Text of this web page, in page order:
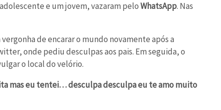
e um jovem, vazaram peloWhatsApp. Nas
de encarar o mundo novamente após a
onde pediu desculpas aos pais. Em seguida, o
o local do velório.
mas eu tentei… desculpa desculpa eu te amo muito